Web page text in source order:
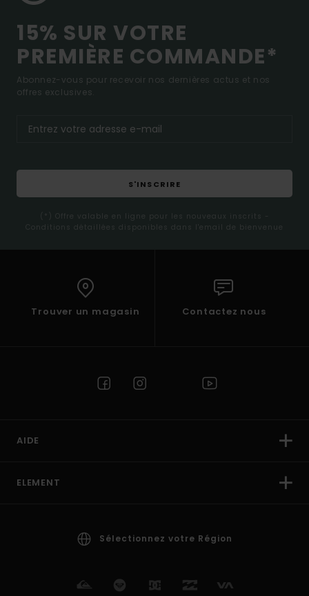
15% SUR VOTRE
PREMIÈRE COMMANDE*
Abonnez-vous pour recevoir nos dernières actus et nos
offres exclusives.
S'INSCRIRE
(*) Offre valable en ligne pour les nouveaux inscrits -
Conditions détaillées disponibles dans l'email de bienvenue
Trouver un magasin Contactez nous
AIDE
ELEMENT
Sélectionnez votre Région